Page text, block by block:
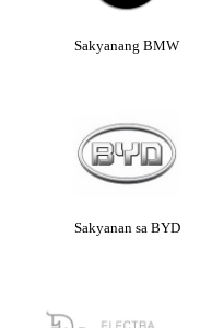
Sakyanang BMW
Sakyanan sa BYD